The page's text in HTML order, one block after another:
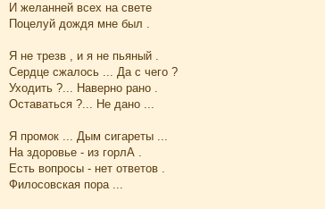
И желанней всех на свете
Поцелуй дождя мне был .
Я не трезв , и я не пьяный .
Сердце сжалось ... Да с чего ?
Уходить ?... Наверно рано .
Оставаться ?... Не дано ...
Я промок ... Дым сигареты ...
На здоровье - из горлА .
Есть вопросы - нет ответов .
Филосовская пора ...